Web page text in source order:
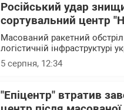
Російський удар
сортувальний центр
Масований ракетний
логістичній інфраструктурі
5 серпня, 12:34
"Епіцентр" втратив